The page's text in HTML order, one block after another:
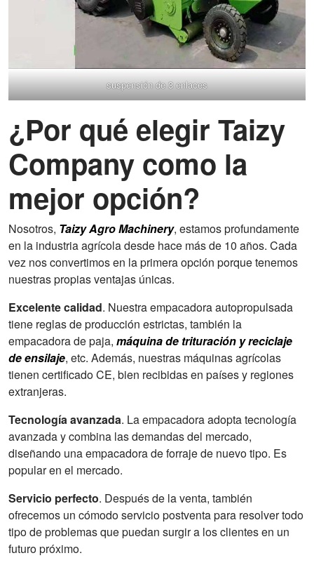
suspensión de 3 enlaces
¿Por qué elegir Taizy
Company como la
mejor opción?
Nosotros, Taizy Agro Machinery, estamos profundamente
en la industria agrícola desde hace más de 10 años. Cada
vez nos convertimos en la primera opción porque tenemos
nuestras propias ventajas únicas.
Excelente calidad. Nuestra empacadora autopropulsada
tiene reglas de producción estrictas, también la
empacadora de paja, máquina de trituración y reciclaje
de ensilaje, etc. Además, nuestras máquinas agrícolas
tienen certificado CE, bien recibidas en países y regiones
extranjeras.
Tecnología avanzada. La empacadora adopta tecnología
avanzada y combina las demandas del mercado,
diseñando una empacadora de forraje de nuevo tipo. Es
popular en el mercado.
Servicio perfecto. Después de la venta, también
ofrecemos un cómodo servicio postventa para resolver todo
tipo de problemas que puedan surgir a los clientes en un
futuro próximo.